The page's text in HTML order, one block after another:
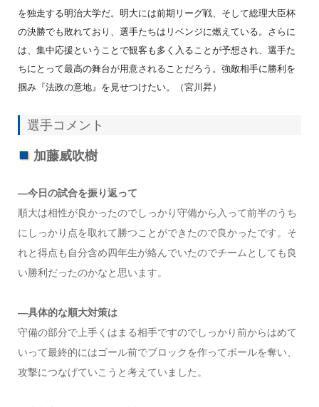
を独走する明治大学だ。明大には前期リーグ戦、そして総理大臣杯
の決勝でも敗れており、選手たちはリベンジに燃えている。さらに
は、集中応援ということで観客も多く入ることが予想され、選手た
ちにとって最高の舞台が用意されることだろう。強敵相手に勝利を
掴み『法政の意地』を見せつけたい。（宮川昇）
選手コメント
加藤威吹樹
―今日の試合を振り返って
順大は相性が良かったのでしっかり守備から入って前半のうち
にしっかり点を取れて勝つことができたので良かったです。そ
れと得点も自分含め四年生が絡んでいたのでチームとしても良
い勝利だったのかなと思います。
―具体的な順大対策は
守備の部分で上手くはまる相手ですのでしっかり前からはめて
いって最終的にはゴール前でブロックを作ってボールを奪い、
攻撃につなげていこうと考えていました。